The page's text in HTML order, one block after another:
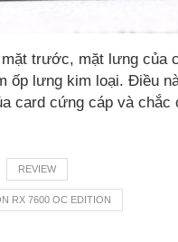
trước, mặt lưng của
ốp lưng kim loại. Điều
card cứng cáp và chắc
REVIEW
RX 7600 OC EDITION